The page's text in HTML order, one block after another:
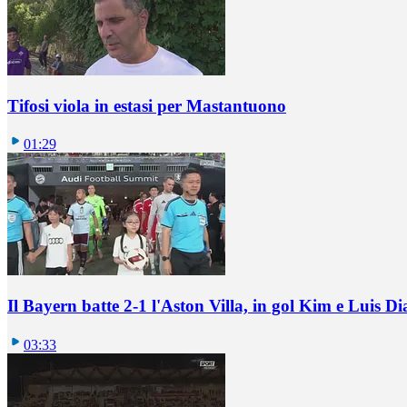
Tifosi viola in estasi per Mastantuono
01:29
Il Bayern batte 2-1 l'Aston Villa, in gol Kim e Luis
03:33